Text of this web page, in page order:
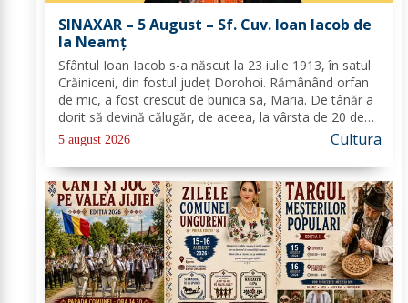
SINAXAR – 5 August – Sf. Cuv. Ioan Iacob de
la Neamţ
Sfântul Ioan Iacob s-a născut la 23 iulie 1913, în satul
Crăiniceni, din fostul județ Dorohoi. Rămânând orfan
de mic, a fost crescut de bunica sa, Maria. De tânăr a
dorit să devină călugăr, de aceea, la vârsta de 20 de
ani, și-a îndreptat pașii spre Mănăstirea Neamț. La 8
aprilie 1936, rasoforul...
5 august 2026 Cultura